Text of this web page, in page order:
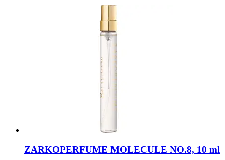
ZARKOPERFUME MOLECULE NO.8, 10 ml